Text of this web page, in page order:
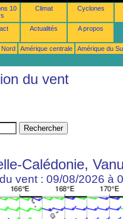
10
Climat Cyclones
Actualités A propos
Nord Amérique centrale
Amérique du
du vent
Calédonie,
vent : 09/08/2026 à